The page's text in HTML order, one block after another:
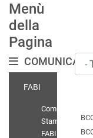
Menù
della
Pagina
COMUNICATI
FABI
Comunicati
Stampa
FABI